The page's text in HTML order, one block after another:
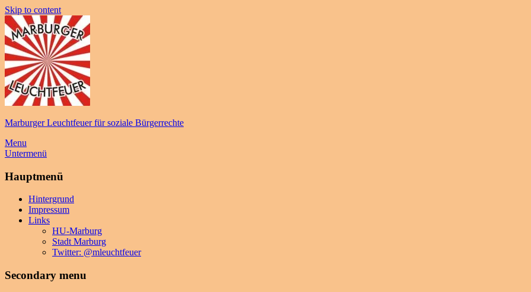
Skip to content
Marburger Leuchtfeuer für soziale Bürgerrechte
Menu
Untermenü
Hauptmenü
Hintergrund
Impressum
Links
HU-Marburg
Stadt Marburg
Twitter: @mleuchtfeuer
Secondary menu